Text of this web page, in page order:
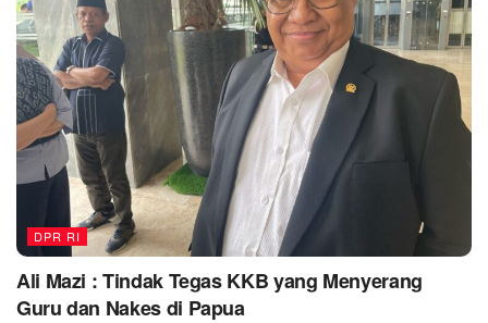
DPR RI
Ali Mazi : Tindak Tegas KKB yang Menyerang
Guru dan Nakes di Papua